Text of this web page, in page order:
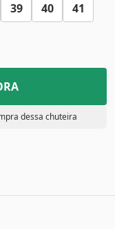
39 40
41
dessa chuteira